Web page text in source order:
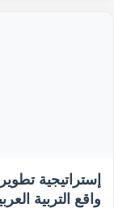
إستراتيجية
واقع التربية